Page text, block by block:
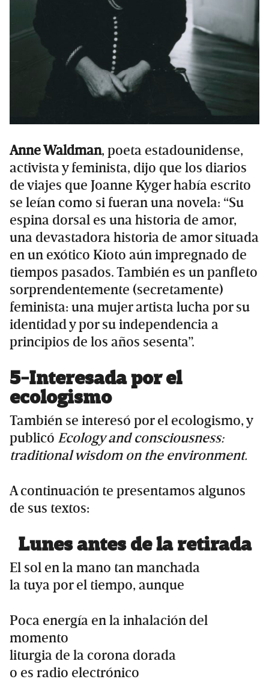
Anne Waldman, poeta estadounidense,
activista y feminista, dijo que los diarios
de viajes que Joanne Kyger había escrito
se leían como si fueran una novela: “Su
espina dorsal es una historia de amor,
una devastadora historia de amor situada
en un exótico Kioto aún impregnado de
tiempos pasados. También es un panfleto
sorprendentemente (secretamente)
feminista: una mujer artista lucha por su
identidad y por su independencia a
principios de los años sesenta”.
5-Interesada por el
ecologismo
También se interesó por el ecologismo, y
publicó Ecology and consciousness:
traditional wisdom on the environment.
A continuación te presentamos algunos
de sus textos:
Lunes antes de la retirada
El sol en la mano tan manchada
la tuya por el tiempo, aunque
Poca energía en la inhalación del
momento
liturgia de la corona dorada
o es radio electrónico